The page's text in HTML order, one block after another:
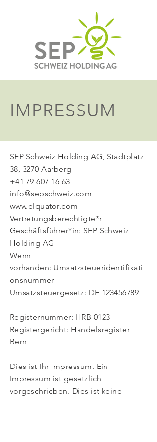
IMPRESSUM
SEP Schweiz Holding AG, Stadtplatz
38, 3270 Aarberg
+41 79 607 16 63
info@sepschweiz.com
www.elquator.com
Vertretungsberechtigte*r
Geschäftsführer*in: SEP Schweiz
Holding AG
Wenn
vorhanden: Umsatzsteueridentifikati
onsnummer
Umsatzsteuergesetz: DE 123456789
Registernummer: HRB 0123
Registergericht: Handelsregister
Bern
Dies ist Ihr Impressum. Ein
Impressum ist gesetzlich
vorgeschrieben. Dies ist keine